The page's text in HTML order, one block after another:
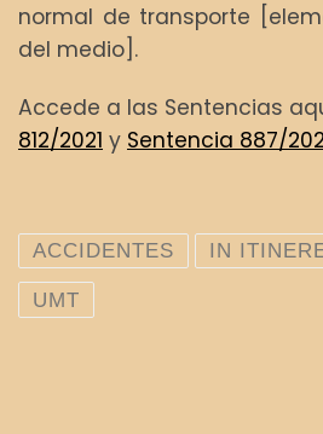
normal de transporte
del medio].
Accede a las Sentencias
812/2021 y Sentencia 887/
ACCIDENTES IN
UMT